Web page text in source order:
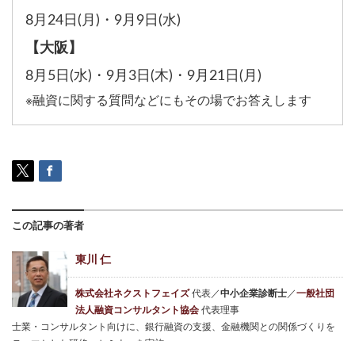
8月24日(月) ・ 9月9日(水)
【大阪】
8月5日(水) ・ 9月3日(木) ・ 9月21日(月)
※融資に関する質問などにもその場でお答えします
この記事の著者
東川 仁
株式会社ネクストフェイズ代表／中小企業診断士 ／一般社団
法人融資コンサルタント協会 代表理事
士業・コンサルタント向けに、銀行融資の支援、金融機関との関係づくりを